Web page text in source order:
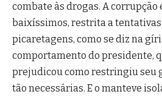
combate às drogas. A corrupção
baixíssimos, restrita a tentativas
picaretagens, como se diz na
comportamento do presidente,
prejudicou como restringiu seu
tão necessárias. E o manteve